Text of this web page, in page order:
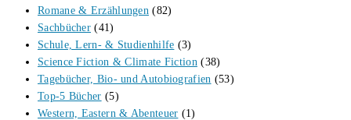
Romane & Erzählungen (82)
Sachbücher (41)
Schule, Lern- & Studienhilfe (3)
Science Fiction & Climate Fiction (38)
Tagebücher, Bio- und Autobiografien (53)
Top-5 Bücher (5)
Western, Eastern & Abenteuer (1)